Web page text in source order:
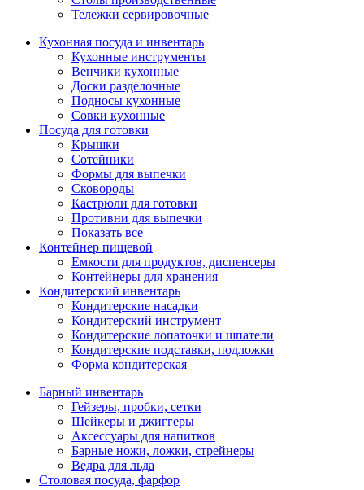
Тележки сервировочные
Кухонная посуда и инвентарь
Кухонные инструменты
Венчики кухонные
Доски разделочные
Подносы кухонные
Совки кухонные
Посуда для готовки
Крышки
Сотейники
Формы для выпечки
Сковороды
Кастрюли для готовки
Противни для выпечки
Показать все
Контейнер пищевой
Емкости для продуктов, диспенсеры
Контейнеры для хранения
Кондитерский инвентарь
Кондитерские насадки
Кондитерский инструмент
Кондитерские лопаточки и шпатели
Кондитерские подставки, подложки
Форма кондитерская
Барный инвентарь
Гейзеры, пробки, сетки
Шейкеры и джиггеры
Аксессуары для напитков
Барные ножи, ложки, стрейнеры
Ведра для льда
Столовая посуда, фарфор